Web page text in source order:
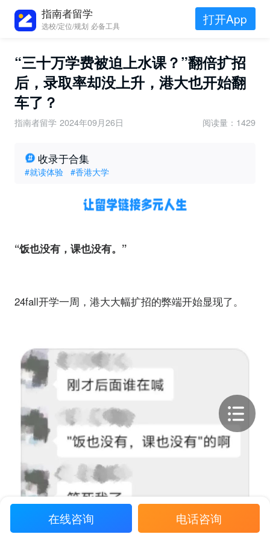
指南者留学
选校/定位/规划 必备工具 打开App
“三十万学费被迫上水课？”翻倍扩招
后，录取率却没上升，港大也开始翻
车了？
指南者留学 2024年09月26日 阅读量：1429
收录于合集
#就读体验 #香港大学
“饭也没有，课也没有。”
24fall开学一周，港大大幅扩招的弊端开始显现了。
在线咨询 电话咨询